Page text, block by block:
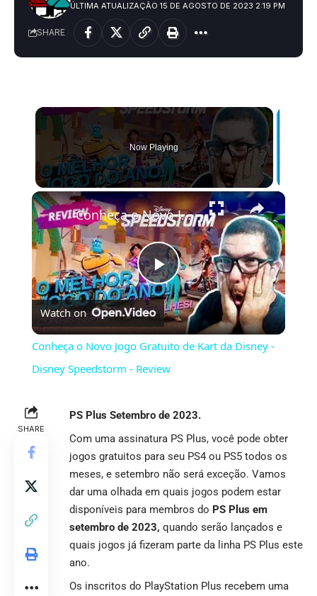
ÚLTIMA ATUALIZAÇÃO 15 DE AGOSTO DE 2023 2:19 PM
SHARE
Now Playing
×
Play
Video
Conheça o Novo Jogo Gratuito de Kart da Disney - Disney Speedstorm - Review
Watch on
Conheça o Novo Jogo Gratuito de Kart da Disney -
Disney Speedstorm - Review
SHARE
PS Plus Setembro de 2023.
Com uma assinatura PS Plus, você pode obter
jogos gratuitos para seu PS4 ou PS5 todos os
meses, e setembro não será exceção. Vamos
dar uma olhada em quais jogos podem estar
disponíveis para membros do PS Plus em
setembro de 2023, quando serão lançados e
quais jogos já fizeram parte da linha PS Plus este
ano.
Os inscritos do PlayStation Plus recebem uma